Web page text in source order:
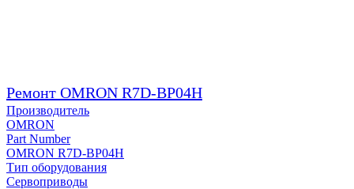
Ремонт OMRON R7D-BP04H
Производитель
OMRON
Part Number
OMRON R7D-BP04H
Тип оборудования
Сервоприводы